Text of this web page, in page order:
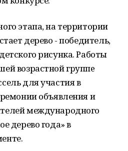
этапа, на территории
дерево - победитель,
рисунка. Работы
возрастной гpyппe
для участия в
объявления и
международного
дерево года» в